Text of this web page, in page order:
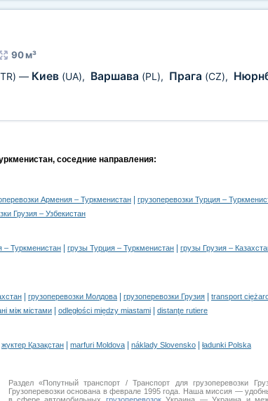
90 м³
— Киев (UA), Варшава (PL), Прага (CZ),
соседние направления:
Армения – Туркменистан грузоперевозки Турция –
Грузия – Узбекистан
– Туркменистан грузы Турция – Туркменистан грузы Грузия –
грузоперевозки Молдова грузоперевозки Грузия transport
між містами odległości między miastami distanţe rutiere
жүктер Қазақстан marfuri Moldova náklady Slovensko ładunki Polska
Раздел «Попутный транспорт / Транспорт для грузоперевозки
Грузоперевозки основана в феврале 1995 года. Наша миссия —